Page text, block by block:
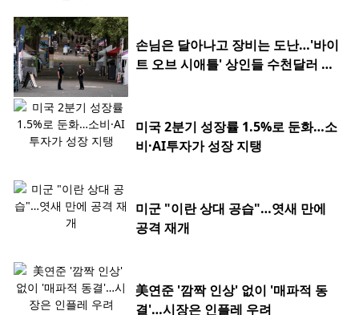
손님은 달아나고 장비는 도난…'바이
트 오브 시애틀' 상인들 수천달러 피
미국 2분기 성장률 1.5%로 둔화…소
비·AI투자가 성장 지탱
미군 "이란 상대 공습"…엿새 만에
공격 재개
美연준 '깜짝 인상' 없이 '매파적 동
결'…시장은 인플레 우려